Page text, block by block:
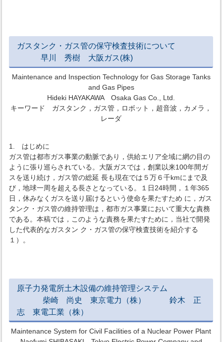
ガスタンク・ガス管の保守検査技術について
早川 秀樹 大阪ガス(株)
Maintenance and Inspection Technology for Gas Storage Tanks
and Gas Pipes
Hideki HAYAKAWA Osaka Gas Co., Ltd.
キーワード ガスタンク，ガス管，ロボット，超音波，カメラ，
レーダ
1. はじめに
ガス管は都市ガス事業の動脈であり，供給エリア全域に網の目の
ように張り巡らされている。大阪ガスでは，創業以来100年間ガ
スを送り続け，ガス管の総延 長も現在では５万６千kmにまで及
び，地球一周を超える長さとなっている。１日24時間，１年365
日，休みなくガスを送り届けるという使命を果たすため に，ガス
タンク・ガス管の維持管理は，都市ガス事業において重大な責務
である。本稿では，このような責務を果たすために，当社で開発
した代表的なガスタン ク・ガス管の保守検査技術を紹介する
１）。
原子力発電所土木設備の維持管理システム
柴崎 尚史 東京電力（株） 鈴木 正
志 東電工業（株）
Maintenance System for Civil Facilities of a Nuclear Power Plant